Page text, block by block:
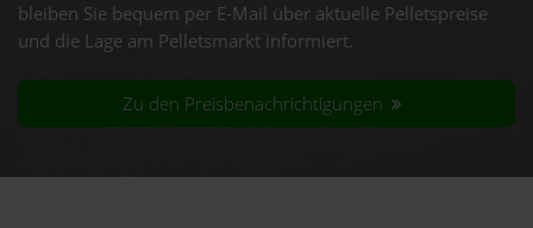
bleiben Sie bequem per E-Mail über aktuelle Pelletspreise
und die Lage am Pelletsmarkt informiert.
Zu den Preisbenachrichtigungen